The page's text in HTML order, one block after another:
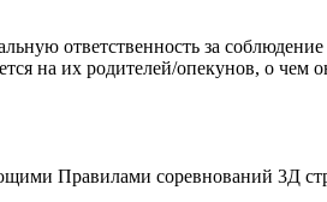
ответственность за
на их родителей/опекунов, о
Правилами соревнований 3Д